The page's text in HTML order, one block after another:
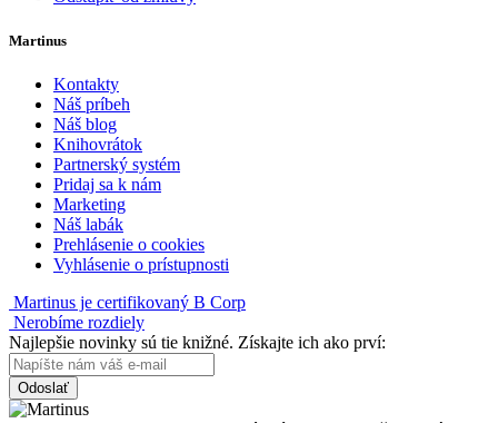
Martinus
Kontakty
Náš príbeh
Náš blog
Knihovrátok
Partnerský systém
Pridaj sa k nám
Marketing
Náš labák
Prehlásenie o cookies
Vyhlásenie o prístupnosti
Martinus je certifikovaný B Corp
Nerobíme rozdiely
Najlepšie novinky sú tie knižné. Získajte ich ako prví:
Odoslať